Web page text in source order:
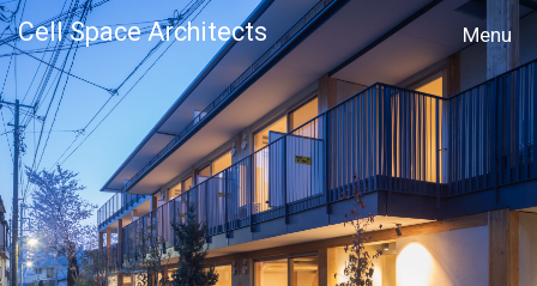
Cell Space Architects
MENU